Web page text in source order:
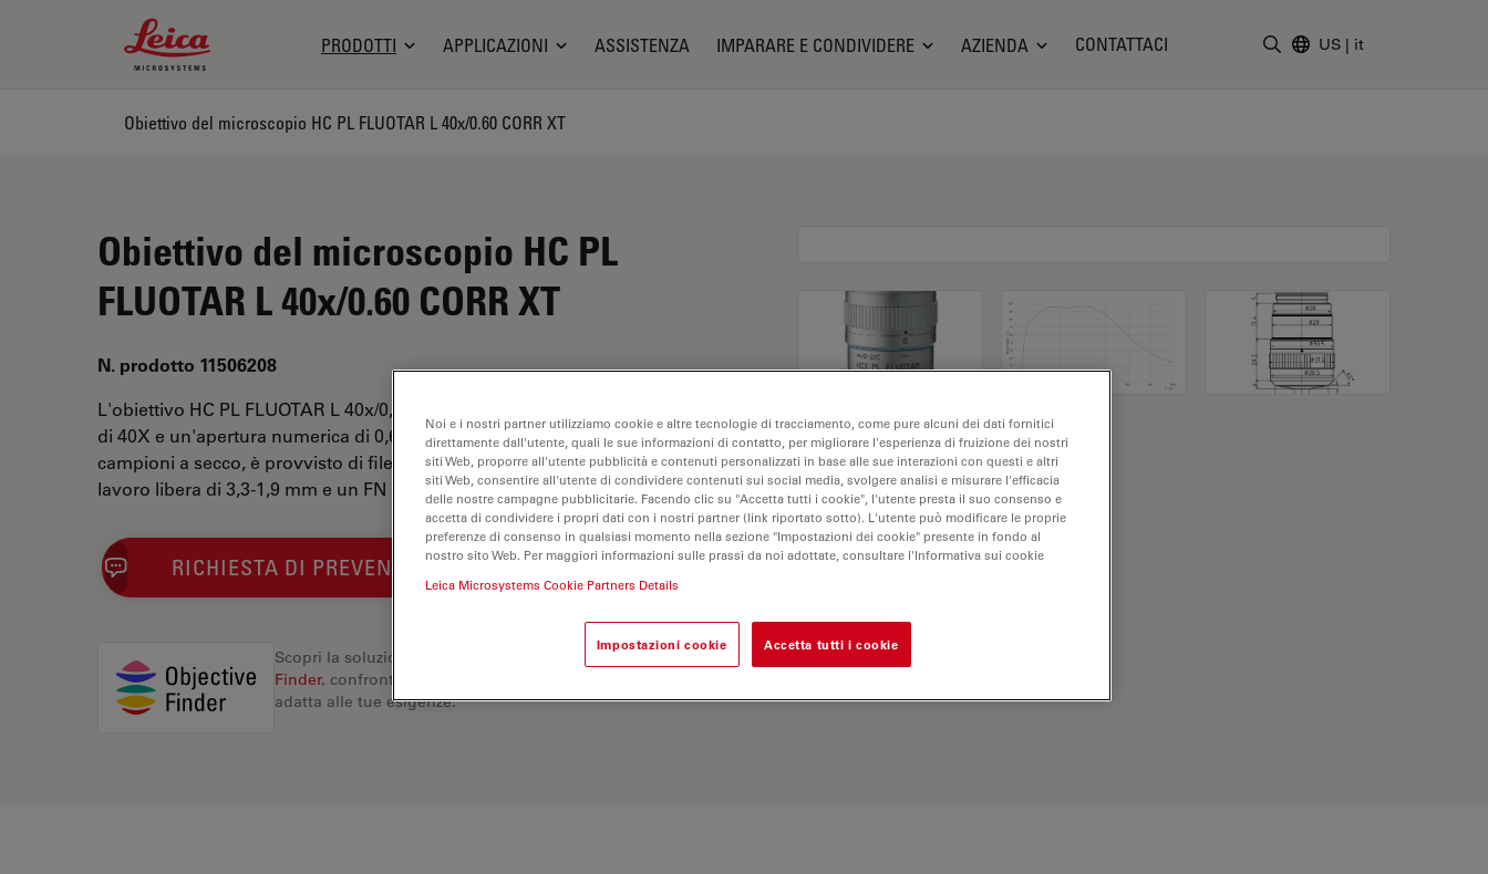
Leica Microsystems Logo
PRODOTTI APPLICAZIONI ASSISTENZA IMPARARE E CONDIVIDERE AZIENDA CONTATTACI US | it
Obiettivo del microscopio HC PL FLUOTAR L 40x/0.60 CORR XT
Obiettivo del microscopio HC PL
FLUOTAR L 40x/0.60 CORR XT
N. prodotto 11506208
L'obiettivo HC PL FLUOTAR L 40x/0,60 CORR XT ha un ingrandimento
di 40X e un'apertura numerica di 0,6 mm. Adatto per ambienti con
campioni a secco, è provvisto di filettatura M25, con una distanza di
lavoro libera di 3,3-1,9 mm e un FN pari a 25.
RICHIESTA DI PREVENTIVO
Scopri la soluzione perfetta. Esplora il nostro
Finder, confronta le alternative e trova l’opzione più
adatta alle tue esigenze.
Noi e i nostri partner utilizziamo cookie e altre tecnologie di tracciamento, come pure alcuni dei dati fornitici
direttamente dall'utente, quali le sue informazioni di contatto, per migliorare l'esperienza di fruizione dei nostri
siti Web, proporre all'utente pubblicità e contenuti personalizzati in base alle sue interazioni con questi e altri
siti Web, consentire all'utente di condividere contenuti sui social media, svolgere analisi e misurare l'efficacia
delle nostre campagne pubblicitarie. Facendo clic su "Accetta tutti i cookie", l'utente presta il suo consenso e
accetta di condividere i propri dati con i nostri partner (link riportato sotto). L'utente può modificare le proprie
preferenze di consenso in qualsiasi momento nella sezione "Impostazioni dei cookie" presente in fondo al
nostro sito Web. Per maggiori informazioni sulle prassi da noi adottate, consultare l'Informativa sui cookie
Leica Microsystems Cookie Partners Details
Impostazioni cookie Accetta tutti i cookie